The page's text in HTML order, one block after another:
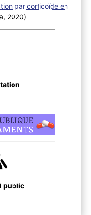
par corticoïde en
2020)
public